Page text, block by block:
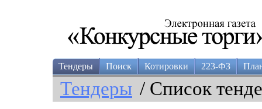
Тендеры Поиск Котировки 223-ФЗ
Тендеры / Список